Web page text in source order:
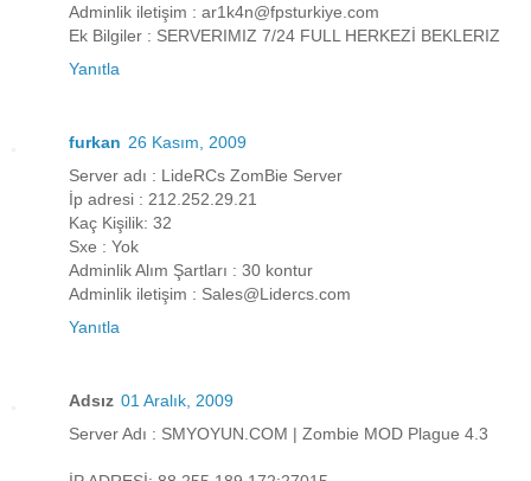
Adminlik iletişim : ar1k4n@fpsturkiye.com
Ek Bilgiler : SERVERIMIZ 7/24 FULL HERKEZİ BEKLERIZ
Yanıtla
furkan 26 Kasım, 2009
Server adı : LideRCs ZomBie Server
İp adresi : 212.252.29.21
Kaç Kişilik: 32
Sxe : Yok
Adminlik Alım Şartları : 30 kontur
Adminlik iletişim : Sales@Lidercs.com
Yanıtla
Adsız 01 Aralık, 2009
Server Adı : SMYOYUN.COM | Zombie MOD Plague 4.3